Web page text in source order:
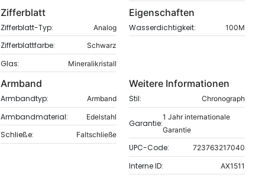
Zifferblatt
Zifferblatt-Typ: Analog
Zifferblattfarbe: Schwarz
Glas: Mineralikristall
Eigenschaften
Wasserdichtigkeit: 100M
Armband
Armbandtyp: Armband
Armbandmaterial: Edelstahl
Schließe: Faltschließe
Weitere Informationen
Stil: Chronograph
Garantie:
1 Jahr internationale
Garantie
UPC-Code: 723763217040
Interne ID: AX1511